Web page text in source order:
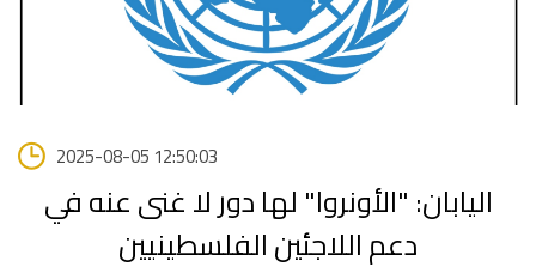
2025-08-05 12:50:03
اليابان: "الأونروا" لها دور لا غنى عنه في
دعم اللاجئين الفلسطينيين